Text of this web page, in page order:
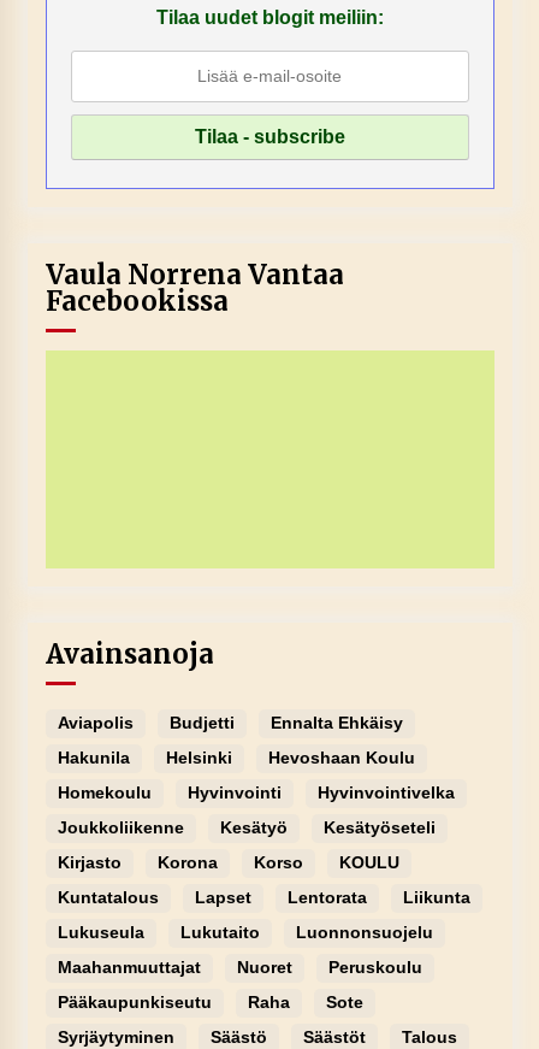
Tilaa uudet blogit meiliin:
Vaula Norrena Vantaa
Facebookissa
Avainsanoja
Aviapolis Budjetti
Ennalta Ehkäisy
Hakunila
Helsinki
Hevoshaan Koulu
Homekoulu
Hyvinvointi
Hyvinvointivelka
Joukkoliikenne
Kesätyö
Kesätyöseteli
Kirjasto
Korona Korso
KOULU
Kuntatalous
Lapset Lentorata
Liikunta
Lukuseula
Lukutaito
Luonnonsuojelu
Maahanmuuttajat
Nuoret
Peruskoulu
Pääkaupunkiseutu
Raha
Sote
Syrjäytyminen
Säästö Säästöt
Talous